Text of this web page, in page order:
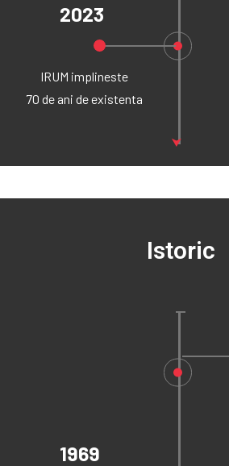
2023
IRUM implineste
70 de ani de existenta
⮟
Istoric
1969